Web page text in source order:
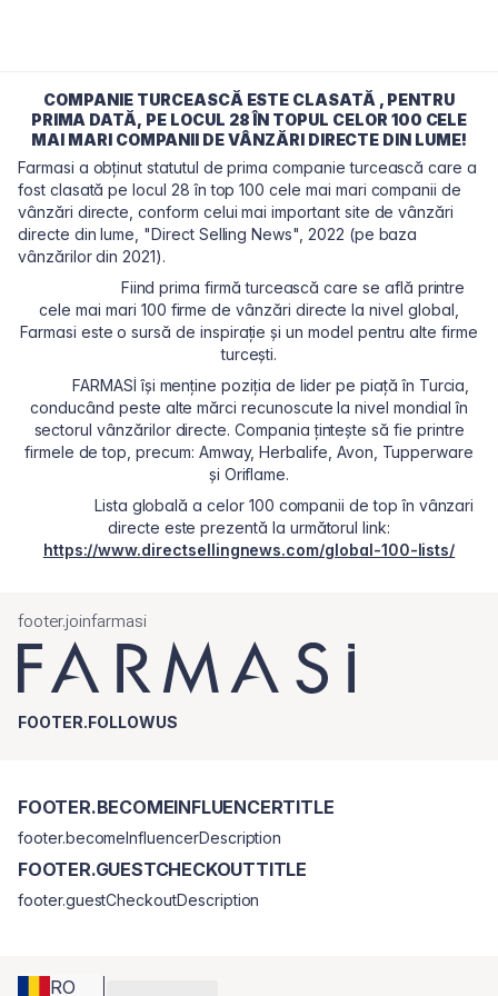
COMPANIE TURCEASCĂ ESTE CLASATĂ , PENTRU
PRIMA DATĂ, PE LOCUL 28 ÎN TOPUL CELOR 100 CELE
MAI MARI COMPANII DE VÂNZĂRI DIRECTE DIN LUME!
Farmasi a obținut statutul de prima companie turcească care a
fost clasată pe locul 28 în top 100 cele mai mari companii de
vânzări directe, conform celui mai important site de vânzări
directe din lume, "Direct Selling News", 2022 (pe baza
vânzărilor din 2021).
Fiind prima firmă turcească care se află printre
cele mai mari 100 firme de vânzări directe la nivel global,
Farmasi este o sursă de inspirație și un model pentru alte firme
turcești.
FARMASİ își menține poziția de lider pe piață în Turcia,
conducând peste alte mărci recunoscute la nivel mondial în
sectorul vânzărilor directe. Compania țintește să fie printre
firmele de top, precum: Amway, Herbalife, Avon, Tupperware
și Oriflame.
Lista globală a celor 100 companii de top în vânzari
directe este prezentă la următorul link:
https://www.directsellingnews.com/global-100-lists/
footer.joinfarmasi
FOOTER.FOLLOWUS
RO
FOOTER.BECOMEINFLUENCERTITLE
footer.becomeInfluencerDescription
FOOTER.GUESTCHECKOUTTITLE
footer.guestCheckoutDescription